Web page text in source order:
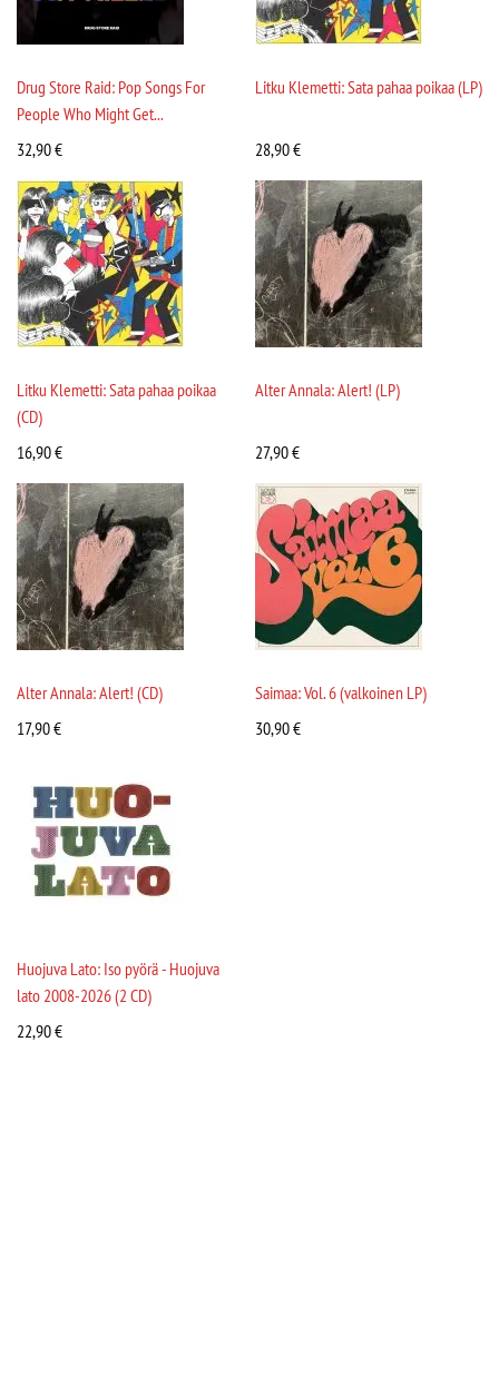
Drug Store Raid: Pop Songs For
People Who Might Get...
32,90€
Litku Klemetti: Sata pahaa poikaa (LP)
28,90€
Litku Klemetti: Sata pahaa poikaa
(CD)
16,90€
Alter Annala: Alert! (LP)
27,90€
Alter Annala: Alert! (CD)
17,90€
Saimaa: Vol. 6 (valkoinen LP)
30,90€
Huojuva Lato: Iso pyörä - Huojuva
lato 2008-2026 (2 CD)
22,90€